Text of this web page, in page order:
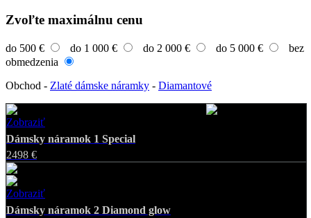
Zvoľte maximálnu cenu
do 500 € do 1 000 € do 2 000 € do 5 000 €
bez
obmedzenia
Obchod - Zlaté dámske náramky - Diamantové
Zobraziť
Dámsky náramok 1 Special
2498 €
Zobraziť
Dámsky náramok 2 Diamond glow